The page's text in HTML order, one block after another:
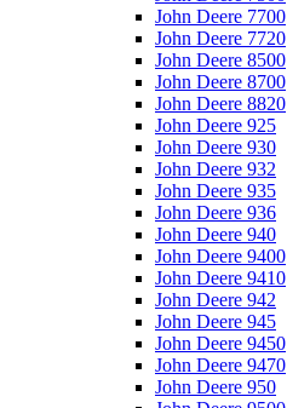
John Deere 7700
John Deere 7720
John Deere 8500
John Deere 8700
John Deere 8820
John Deere 925
John Deere 930
John Deere 932
John Deere 935
John Deere 936
John Deere 940
John Deere 9400
John Deere 9410
John Deere 942
John Deere 945
John Deere 9450
John Deere 9470
John Deere 950